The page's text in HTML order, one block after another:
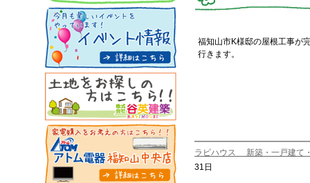
福知山市K様邸の屋根工事が
行きます。
ラビハウス 新築・一戸建て
31日